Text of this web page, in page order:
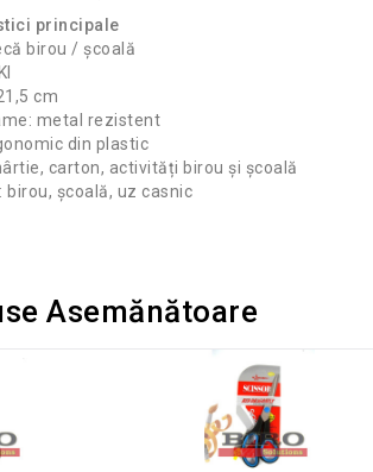
principale
birou / școală
cm
metal rezistent
din plastic
carton, activități birou și școală
birou, școală, uz casnic
Asemănătoare